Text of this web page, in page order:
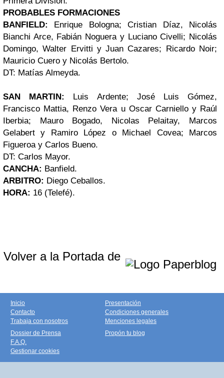
PROBABLES FORMACIONES
BANFIELD:
Enrique Bologna; Cristian Díaz, Nicolás
Bianchi Arce, Fabián Noguera y Luciano Civelli; Nicolás
Domingo, Walter Ervitti y Juan Cazares; Ricardo Noir;
Mauricio Cuero y Nicolás Bertolo.
DT: Matías Almeyda.
SAN MARTIN:
Luis Ardente; José Luis Gómez,
Francisco Mattia, Renzo Vera u Oscar Carniello y Raúl
Iberbia; Mauro Bogado, Nicolas Pelaitay, Marcos
Gelabert y Ramiro López o Michael Covea; Marcos
Figueroa y Carlos Bueno.
DT: Carlos Mayor.
CANCHA: Banfield.
ARBITRO: Diego Ceballos.
HORA: 16 (Telefé).
Volver a la Portada de
Inicio
Contacto
Trabaja con nosotros
Presentación
Condiciones generales
Menciones legales
Dossier de Prensa
F.A.Q.
Gestionar cookies
Propón tu blog